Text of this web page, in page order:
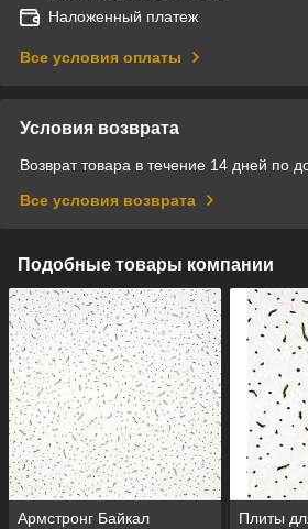
Наложенный платеж
Все условия оплаты
Условия возврата
Возврат товара в течение 14 дней по
Все условия возврата
Подобные товары компании
Армстронг Байкал
Плиты